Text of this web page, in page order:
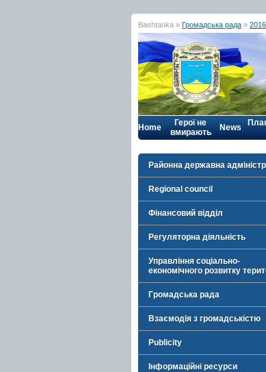
Bashtanka » Громадська рада » 2016
Home
Герої не
вмирають
News
Районна державна
Regional council
Фінансовий відділ
Регуляторна діяльність
Управління соціально-
економічного розвитку
Громадська рада
Взаємодія з громадськістю
Publicity
Інформаційні ресурси